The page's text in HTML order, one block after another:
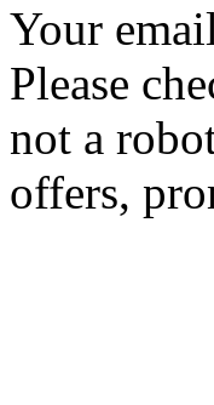
Your
Please
not a
offers,